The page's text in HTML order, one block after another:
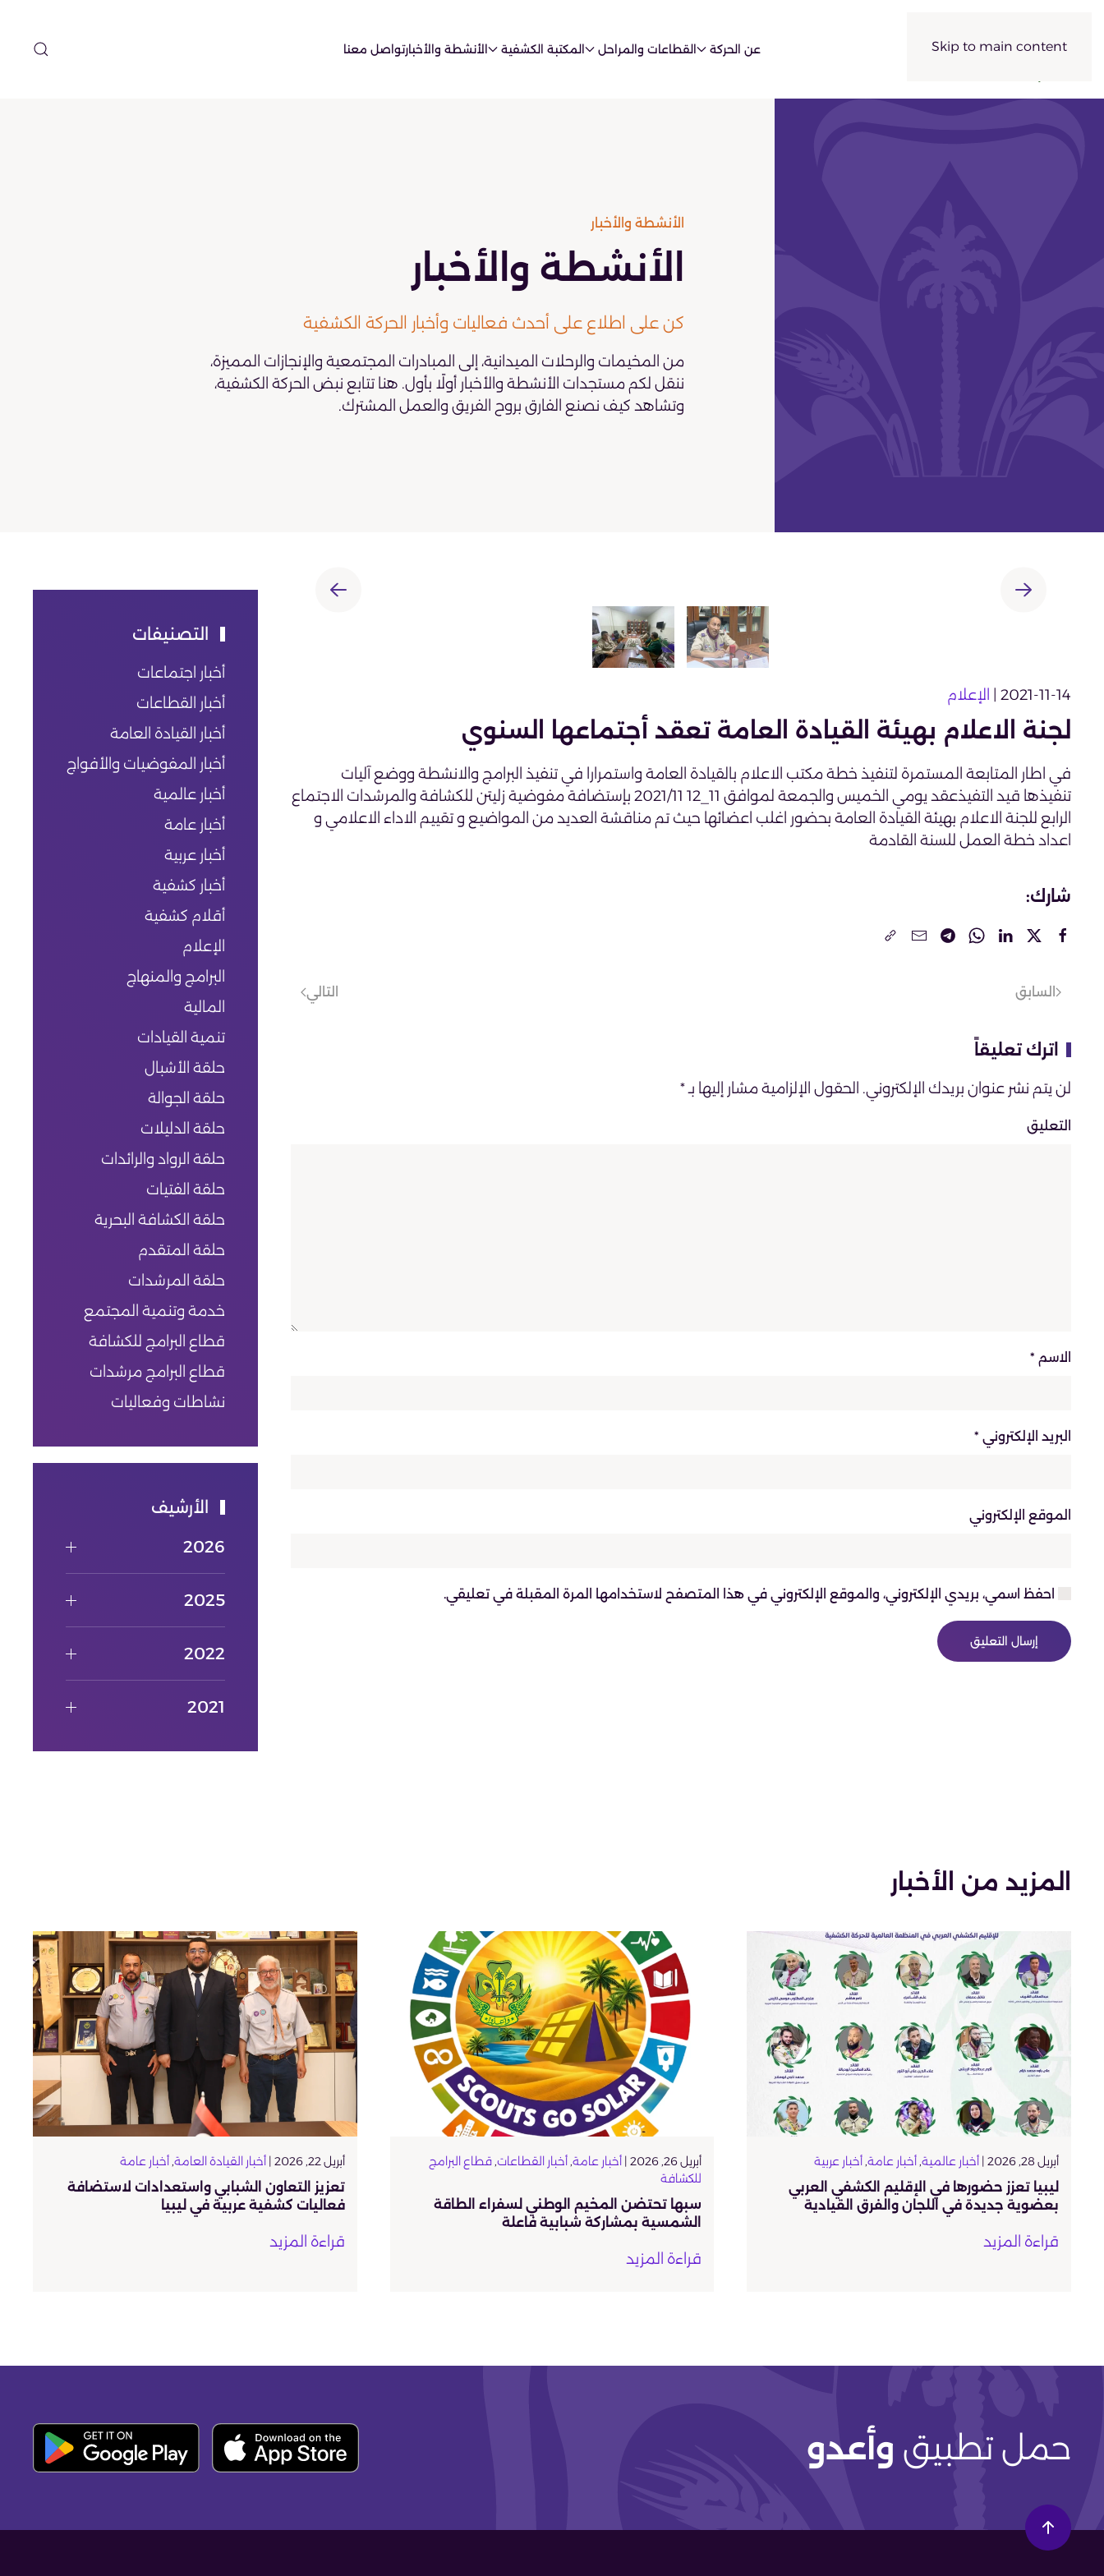
Skip to main content عن الحركة القطاعات والمراحل المكتبة الكشفية الأنشطة والأخبارتواصل معنا
الأنشطة والأخبار
الأنشطة والأخبار
كن على اطلاع على أحدث فعاليات وأخبار الحركة الكشفية
من المخيمات والرحلات الميدانية، إلى المبادرات المجتمعية والإنجازات المميزة،
ننقل لكم مستجدات الأنشطة والأخبار أولًا بأول. هنا تتابع نبض الحركة الكشفية،
وتشاهد كيف نصنع الفارق بروح الفريق والعمل المشترك.
2021-11-14 | الإعلام
لجنة الاعلام بهيئة القيادة العامة تعقد أجتماعها السنوي
في اطار المتابعة المستمرة لتنفيذ خطة مكتب الاعلام بالقيادة العامة واستمرارا في تنفيذ البرامج والانشطة ووضع آليات
تنفيذها قيد التفيذعقد يومي الخميس والجمعة لموافق 11_12 2021/11 بإستضافة مفوضية زليتن للكشافة والمرشدات الاجتماع
الرابع للجنة الاعلام بهيئة القيادة العامة بحضور اغلب اعضائها حيث تم مناقشة العديد من المواضيع و تقييم الاداء الاعلامي و
اعداد خطة العمل للسنة القادمة
شارك:
السابق التالي
اترك تعليقاً
لن يتم نشر عنوان بريدك الإلكتروني. الحقول الإلزامية مشار إليها بـ*
التعليق
الاسم *
البريد الإلكتروني *
الموقع الإلكتروني
احفظ اسمي، بريدي الإلكتروني، والموقع الإلكتروني في هذا المتصفح لاستخدامها المرة المقبلة في تعليقي.
إرسال التعليق
التصنيفات
أخبار اجتماعات
أخبار القطاعات
أخبار القيادة العامة
أخبار المفوضيات والأفواج
أخبار عالمية
أخبار عامة
أخبار عربية
أخبار كشفية
أقلام كشفية
الإعلام
البرامج والمنهاج
المالية
تنمية القيادات
حلقة الأشبال
حلقة الجوالة
حلقة الدليلات
حلقة الرواد والرائدات
حلقة الفتيات
حلقة الكشافة البحرية
حلقة المتقدم
حلقة المرشدات
خدمة وتنمية المجتمع
قطاع البرامج للكشافة
قطاع البرامج مرشدات
نشاطات وفعاليات
الأرشيف
2026
2025
2022
2021
المزيد من الأخبار
أبريل 28, 2026 | أخبار عالمية,أخبار عامة,أخبار عربية
ليبيا تعزز حضورها في الإقليم الكشفي العربي
بعضوية جديدة في اللجان والفرق القيادية
قراءة المزيد
أبريل 26, 2026 | أخبار عامة,أخبار القطاعات,قطاع البرامج
للكشافة
سبها تحتضن المخيم الوطني لسفراء الطاقة
الشمسية بمشاركة شبابية فاعلة
قراءة المزيد
أبريل 22, 2026 | أخبار القيادة العامة,أخبار عامة
تعزيز التعاون الشبابي واستعدادات لاستضافة
فعاليات كشفية عربية في ليبيا
قراءة المزيد
حمل تطبيق وأعدو